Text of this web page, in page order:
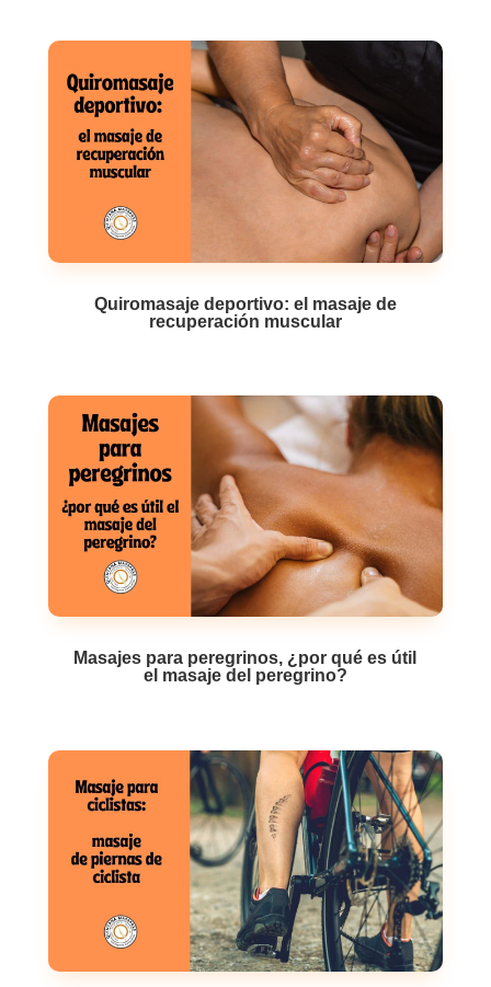
Quiromasaje deportivo: el masaje de
recuperación muscular
Masajes para peregrinos, ¿por qué es útil
el masaje del peregrino?